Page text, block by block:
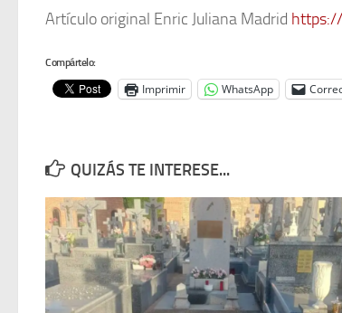
Artículo original Enric Juliana Madrid
Compártelo:
Imprimir WhatsApp
QUIZÁS TE INTERESE...